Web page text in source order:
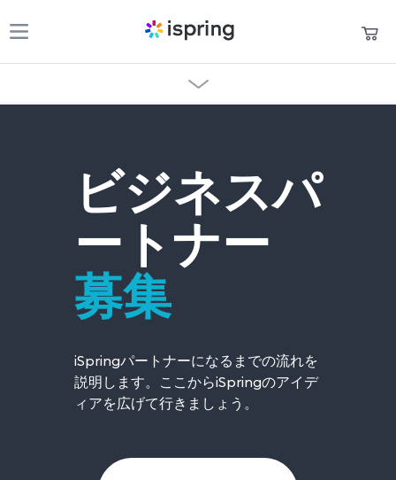
お問い合わせ
サポート
お役立ち資料
sales@ispring.jp
パートナープログラム
パートナーになる
ビジネスパ
ートナー
募集
iSpringパートナーになるまでの流れを
説明します。ここからiSpringのアイデ
ィアを広げて行きましょう。